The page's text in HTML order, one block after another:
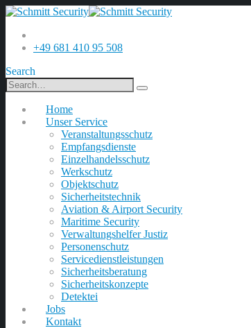
+49 681 410 95 508
Search
Home
Unser Service
Veranstaltungsschutz
Empfangsdienste
Einzelhandelsschutz
Werkschutz
Objektschutz
Sicherheitstechnik
Aviation & Airport Security
Maritime Security
Verwaltungshelfer Justiz
Personenschutz
Servicedienstleistungen
Sicherheitsberatung
Sicherheitskonzepte
Detektei
Jobs
Kontakt